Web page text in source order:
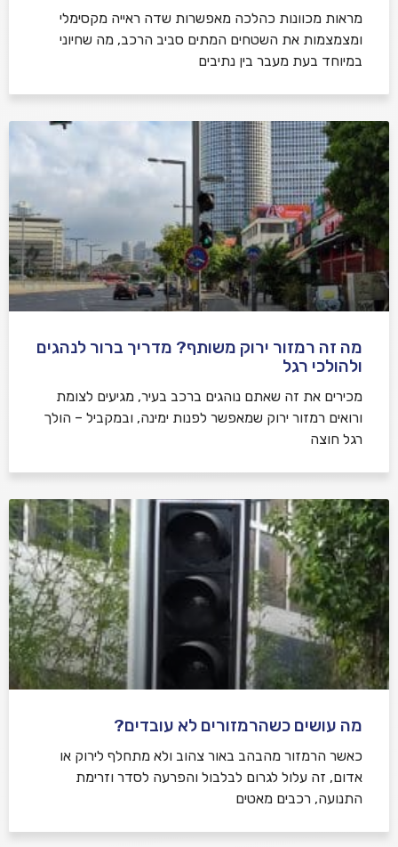
מראות מכוונות כהלכה מאפשרות שדה ראייה מקסימלי
ומצמצמות את השטחים המתים סביב הרכב, מה שחיוני
במיוחד בעת מעבר בין נתיבים
מה זה רמזור ירוק משותף? מדריך ברור לנהגים
ולהולכי רגל
מכירים את זה שאתם נוהגים ברכב בעיר, מגיעים לצומת
ורואים רמזור ירוק שמאפשר לפנות ימינה, ובמקביל – הולך
רגל חוצה
מה עושים כשהרמזורים לא עובדים?
כאשר הרמזור מהבהב באור צהוב ולא מתחלף לירוק או
אדום, זה עלול לגרום לבלבול והפרעה לסדר וזרימת
התנועה, רכבים מאטים